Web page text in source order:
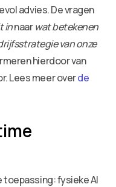
advies. De vragen
innaarwat betekenen
van onze
hierdoor van
Lees meer overde
toepassing: fysieke AI